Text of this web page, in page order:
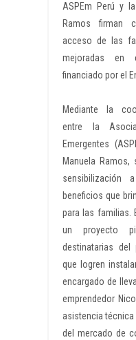
ASPEm Perú y
Ramos firman
acceso de las
mejoradas en
financiado por el
Mediante la
entre la
Emergentes
Manuela
sensibilización
beneficios que
para las familias.
un proyecto
destinatarias del
que logren
encargado de
emprendedor
asistencia técnica
del mercado de